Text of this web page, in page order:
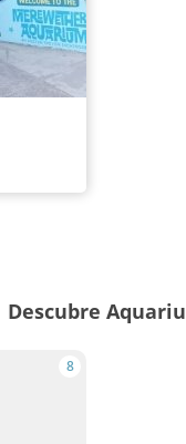
Descubre
8